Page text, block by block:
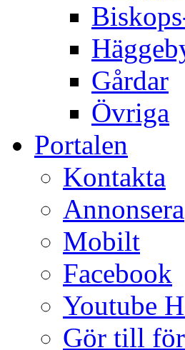
Gårdar
Övriga
Portalen
Kontakta
Annonsera
Mobilt
Facebook
Youtube
Gör till